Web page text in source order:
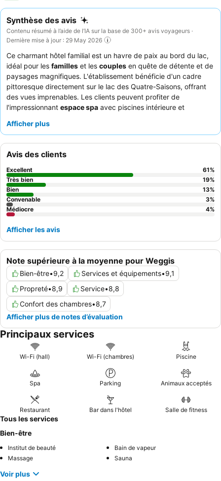
Synthèse des avis
Contenu résumé à l’aide de l’IA sur la base de 300+ avis voyageurs ·
Dernière mise à jour : 29 May 2026
Ce charmant hôtel familial est un havre de paix au bord du lac,
idéal pour les familles et les couples en quête de détente et de
paysages magnifiques. L'établissement bénéficie d'un cadre
pittoresque directement sur le lac des Quatre-Saisons, offrant
des vues imprenables. Les clients peuvent profiter de
l'impressionnant espace spa avec piscines intérieure et
privée au bord du lac avec kayaks et paddleboards gratuits. Le
serviabilité
, et le
vaste sélection de produits frais et de qualité. Pour une
expérience améliorée, pensez à réserver une chambre avec
vue
sur le lac et balcon privé
afin de profiter pleinement du cadre
serein.
Afficher plus
Note supérieure à la moyenne pour Weggis
Bien-être•9,2 Services et équipements•9,1
Propreté•8,9 Service•8,8
Confort des chambres•8,7
Afficher plus de notes d’évaluation
Avis des clients
Excellent 61%
Très bien
19%
Bien
13%
Convenable
3%
Médiocre
4%
Afficher les avis
Principaux services
Wi-Fi (hall) Wi-Fi (chambres) Piscine
Spa Parking Animaux acceptés
Restaurant Bar dans l'hôtel Salle de fitness
Tous les services
Bien-être
Institut de beauté
Bain de vapeur
Massage
Sauna
Voir plus